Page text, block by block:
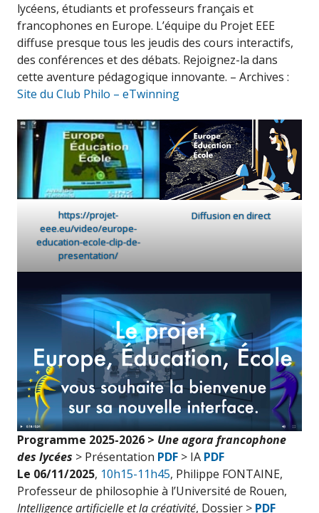
lycéens, étudiants et professeurs français et
francophones en Europe. L’équipe du Projet EEE
diffuse presque tous les jeudis des cours interactifs,
des conférences et des débats. Rejoignez-la dans
cette aventure pédagogique innovante. – Archives :
Site du Club Philo – eTwinning
https://projet-
eee.eu/video/europe-
education-ecole-clip-de-
presentation/
Diffusion en direct
Programme 2025-2026 > Une agora francophone
des lycées > Présentation PDF > IA PDF
Le 06/11/2025, 10h15-11h45, Philippe FONTAINE,
Professeur de philosophie à l’Université de Rouen,
Intelligence artificielle et la créativité, Dossier > PDF